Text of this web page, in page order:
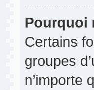
Pourquoi
Certains
groupes
n’importe